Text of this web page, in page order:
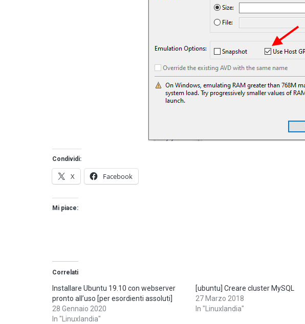
Condividi:
X Facebook
Mi piace:
Correlati
Installare Ubuntu 19.10 con webserver
pronto all’uso [per esordienti assoluti]
28 Gennaio 2020
In "Linuxlandia"
[ubuntu] Creare cluster MySQL
27 Marzo 2018
In "Linuxlandia"